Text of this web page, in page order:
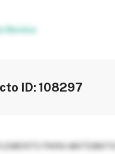
ID: 108297